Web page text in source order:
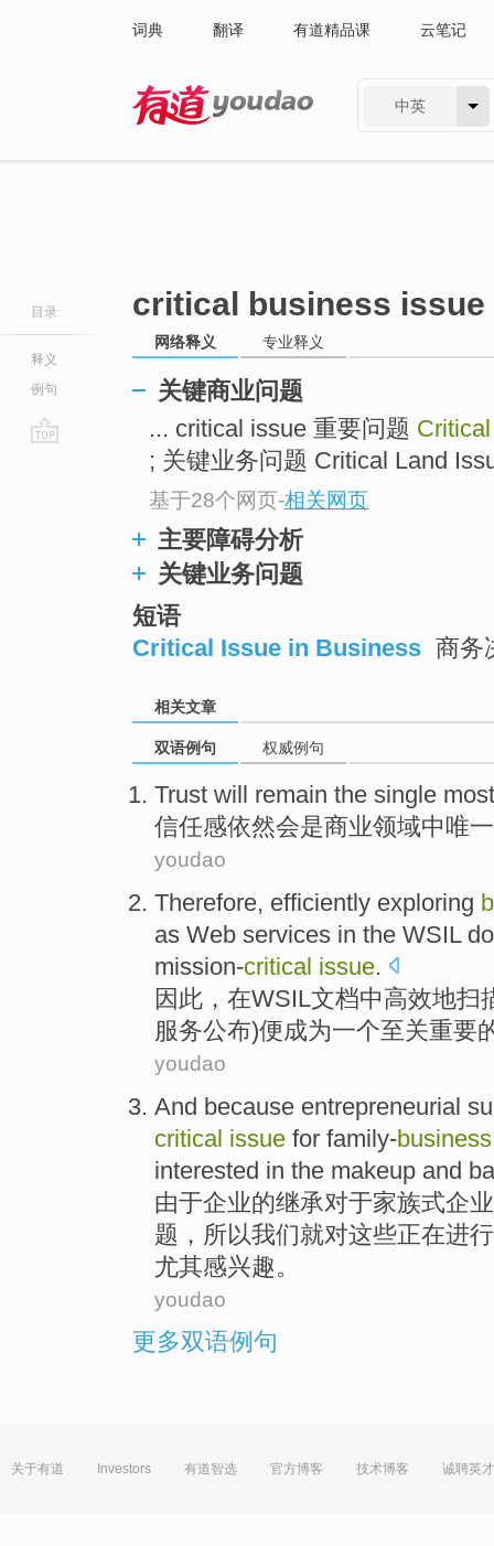
词典 翻译 有道精品课 云笔记
中英
目录
释义
例句
critical business issue
网络释义 专业释义
关键商业问题
... critical issue 重要问题
; 关键业务问题 Critical Land
基于28个网页-相关网页
主要障碍分析
关键业务问题
短语
Critical Issue in Business 商务
相关文章
双语例句 权威例句
Trust will remain the single most
信任感依然会是商业领域中唯一
youdao
Therefore, efficiently exploring
as Web services in the WSIL
mission-critical issue.
因此 ， 在WSIL文档中高效地扫
服务公布)便成为一个至关重要
youdao
And because entrepreneurial
critical issue for family-business
interested in the makeup and
由于企业的继承对于家族式企
题 ，所以我们就对这些正在进
尤其感兴趣。
youdao
更多双语例句
关于有道 Investors 有道智选 官方博客 技术博客 诚聘英才